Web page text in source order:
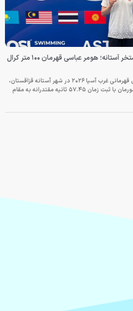
درخشش ملی‌پوش ایران در استخر آستانه؛ هومر عباسی قهرمان ۱۰۰ متر کرال
در نخستین روز از رقابت‌های شنای قهرمانی غرب آسیا ۲۰۲۶ در شهر آستانه قزاقستان،
هومر عباسی ملی‌پوش شایسته کشورمان با ثبت زمان ۵۷.۴۵ ثانیه مقتدرانه به مقام